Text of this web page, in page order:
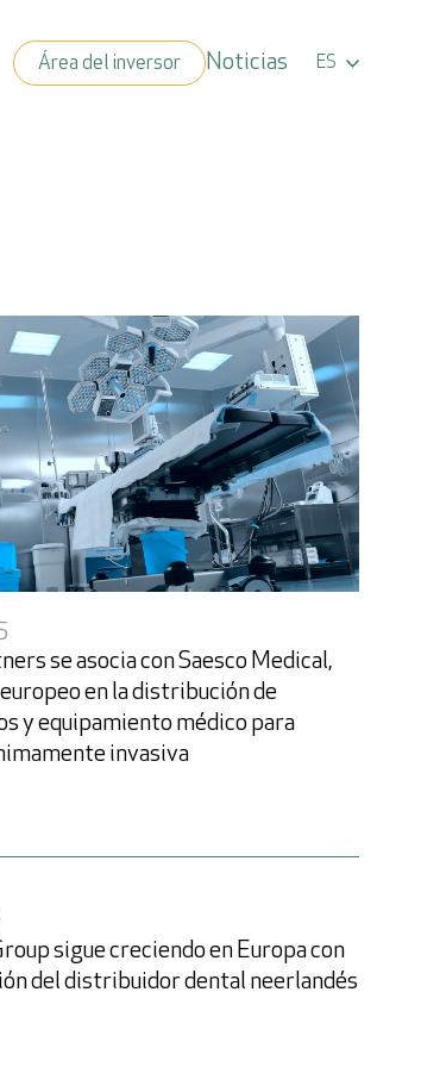
Área del inversor Noticias ES
se asocia con Saesco Medical,
en la distribución de
y equipamiento médico para
invasiva
sigue creciendo en Europa con
del distribuidor dental neerlandés